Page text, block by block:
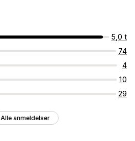
5,0 t
74
4
10
29
Alle anmeldelser